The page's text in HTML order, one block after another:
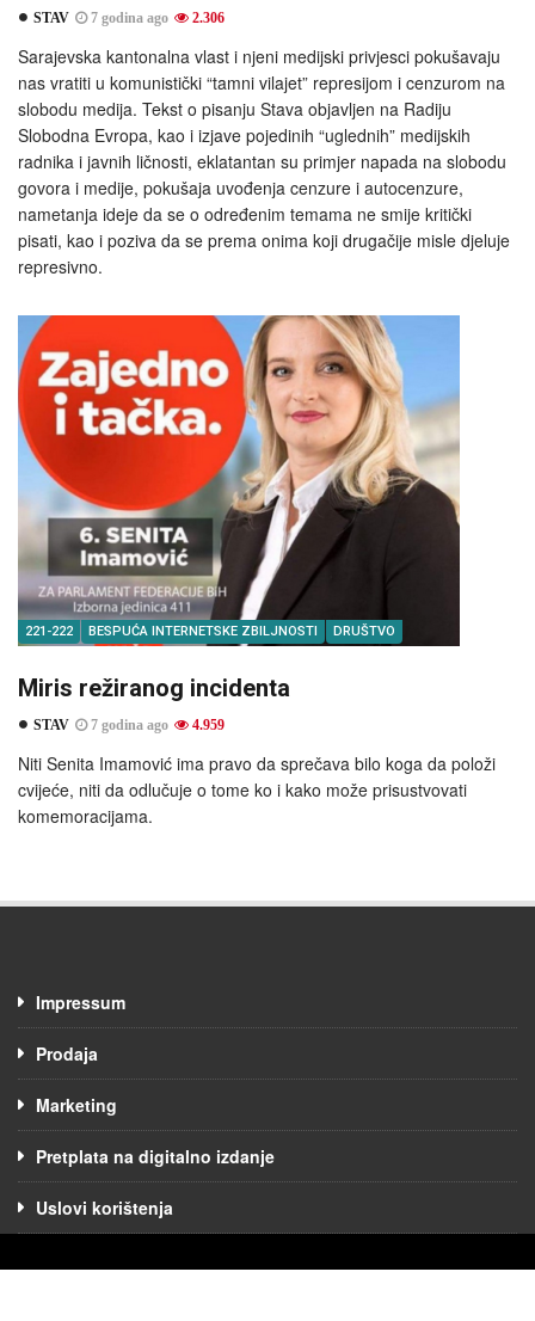
STAV 7 godina ago 2.306
Sarajevska kantonalna vlast i njeni medijski privjesci pokušavaju
nas vratiti u komunistički “tamni vilajet” represijom i cenzurom na
slobodu medija. Tekst o pisanju Stava objavljen na Radiju
Slobodna Evropa, kao i izjave pojedinih “uglednih” medijskih
radnika i javnih ličnosti, eklatantan su primjer napada na slobodu
govora i medije, pokušaja uvođenja cenzure i autocenzure,
nametanja ideje da se o određenim temama ne smije kritički
pisati, kao i poziva da se prema onima koji drugačije misle djeluje
represivno.
221-222 BESPUĆA INTERNETSKE ZBILJNOSTI DRUŠTVO
Miris režiranog incidenta
STAV 7 godina ago 4.959
Niti Senita Imamović ima pravo da sprečava bilo koga da položi
cvijeće, niti da odlučuje o tome ko i kako može prisustvovati
komemoracijama.
Impressum
Prodaja
Marketing
Pretplata na digitalno izdanje
Uslovi korištenja